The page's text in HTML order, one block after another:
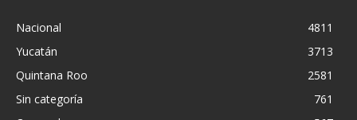
Nacional
4811
Yucatán
3713
Quintana Roo
2581
Sin categoría
761